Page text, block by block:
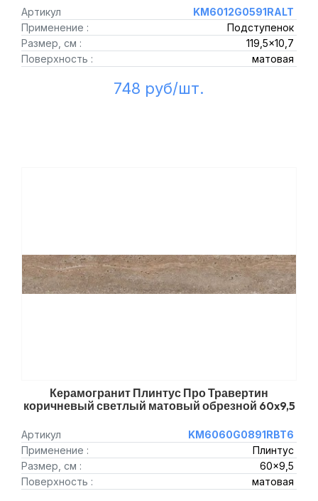
Артикул
KM6012G0591RALT
Применение :
Подступенок
Размер, см :
119,5x10,7
Поверхность :
матовая
748 руб/шт.
Керамогранит Плинтус Про Травертин
коричневый светлый матовый обрезной 60x9,5
Артикул
KM6060G0891RBT6
Применение :
Плинтус
Размер, см :
60x9,5
Поверхность :
матовая